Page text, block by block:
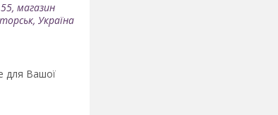
магазин
Україна
для Вашої